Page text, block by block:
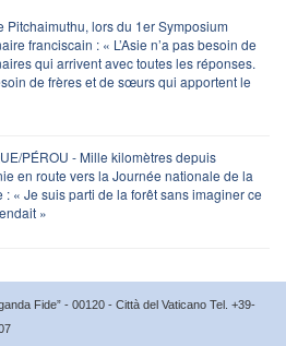
Pitchaimuthu, lors du 1er Symposium
franciscain : « L’Asie n’a pas besoin de
qui arrivent avec toutes les réponses.
de frères et de sœurs qui apportent le
PÉROU - Mille kilomètres depuis
en route vers la Journée nationale de la
: « Je suis parti de la forêt sans imaginer ce
»
Fide” - 00120 - Città del Vaticano Tel. +39-